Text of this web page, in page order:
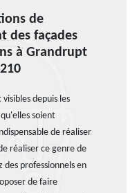
de
des façades
à Grandrupt
depuis les
soient
de réaliser
réaliser ce genre de
professionnels en
de faire